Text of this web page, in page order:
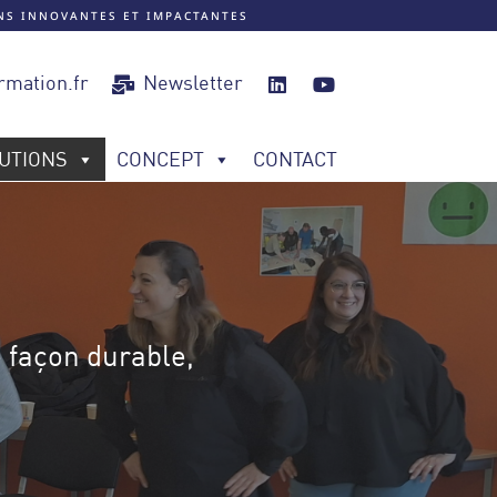
INNOVANTES ET IMPACTANTES
Newsletter
CONCEPT CONTACT
façon durable,